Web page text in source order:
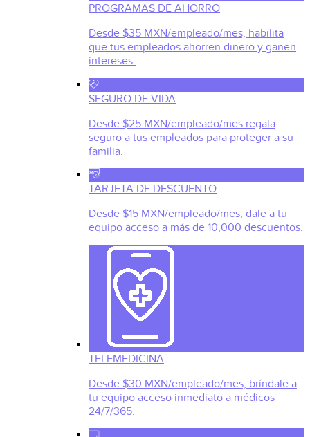
PROGRAMAS DE AHORRO
Desde $35 MXN/empleado/mes, habilita
que tus empleados ahorren dinero y ganen
intereses.
SEGURO DE VIDA
Desde $25 MXN/empleado/mes regala
seguro a tus empleados para proteger a su
familia.
TARJETA DE DESCUENTO
Desde $15 MXN/empleado/mes, dale a tu
equipo acceso a más de 10,000 descuentos.
TELEMEDICINA
Desde $30 MXN/empleado/mes, bríndale a
tu equipo acceso inmediato a médicos
24/7/365.